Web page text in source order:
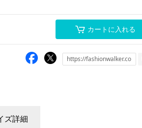
カートに入れる
ズ詳細